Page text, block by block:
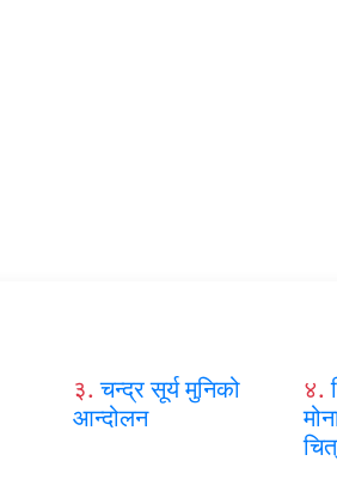
३. चन्द्र सूर्य मुनिको
आन्दोलन
४.